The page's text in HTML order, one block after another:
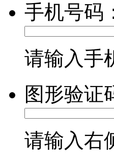
手机号码
请输入手
图形验证
请输入右